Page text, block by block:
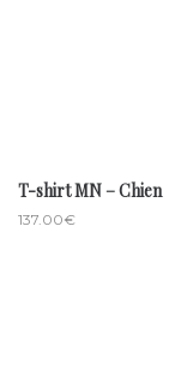
T-shirt MN – Chien
137.00€